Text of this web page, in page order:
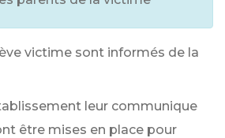
victime sont informés de la
leur communique
être mises en place pour